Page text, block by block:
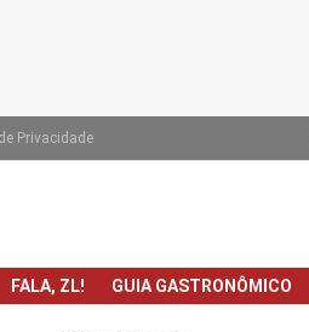
Privacidade
FALA, ZL! GUIA GASTRONÔMICO